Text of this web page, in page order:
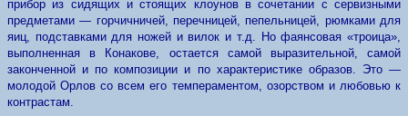
прибор из сидящих и стоящих клоунов в сочетании с сервизными
предметами — горчичничей, перечницей, пепельницей, рюмками для
яиц, подставками для ножей и вилок и т.д. Но фаянсовая «троица»,
выполненная в Конакове, остается самой выразительной, самой
законченной и по композиции и по характеристике образов. Это —
молодой Орлов со всем его темпераментом, озорством и любовью к
контрастам.